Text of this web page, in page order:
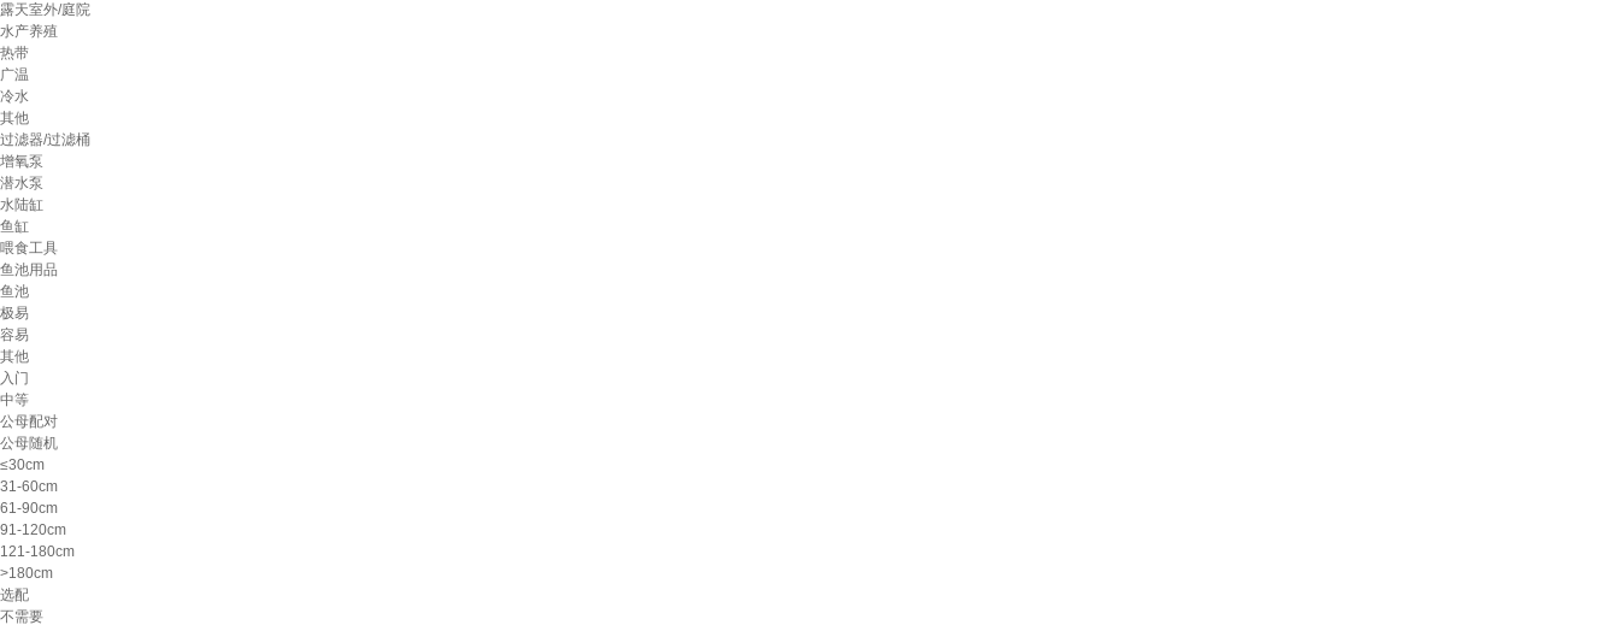
露天室外/庭院
水产养殖
热带
广温
冷水
其他
过滤器/过滤桶
增氧泵
潜水泵
水陆缸
鱼缸
喂食工具
鱼池用品
鱼池
极易
容易
其他
入门
中等
公母配对
公母随机
≤30cm
31-60cm
61-90cm
91-120cm
121-180cm
>180cm
选配
不需要